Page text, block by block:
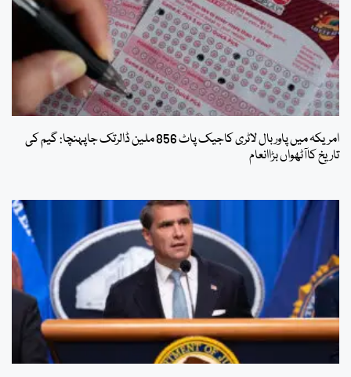
امریکہ میں پاوربال لاٹری کاجیک پاٹ 856 ملین ڈالرتک جاپہنچا: گیم کی
تاریخ کاآٹھواں بڑاانعام